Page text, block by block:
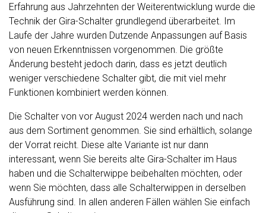
Erfahrung aus Jahrzehnten der Weiterentwicklung wurde die
Technik der Gira-Schalter grundlegend überarbeitet. Im
Laufe der Jahre wurden Dutzende Anpassungen auf Basis
von neuen Erkenntnissen vorgenommen. Die größte
Änderung besteht jedoch darin, dass es jetzt deutlich
weniger verschiedene Schalter gibt, die mit viel mehr
Funktionen kombiniert werden können.
Die Schalter von vor August 2024 werden nach und nach
aus dem Sortiment genommen. Sie sind erhältlich, solange
der Vorrat reicht. Diese alte Variante ist nur dann
interessant, wenn Sie bereits alte Gira-Schalter im Haus
haben und die Schalterwippe beibehalten möchten, oder
wenn Sie möchten, dass alle Schalterwippen in derselben
Ausführung sind. In allen anderen Fällen wählen Sie einfach